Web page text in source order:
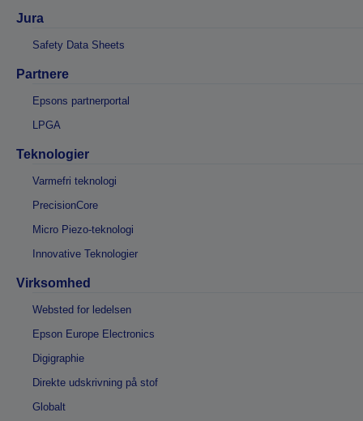
Jura
Safety Data Sheets
Partnere
Epsons partnerportal
LPGA
Teknologier
Varmefri teknologi
PrecisionCore
Micro Piezo-teknologi
Innovative Teknologier
Virksomhed
Websted for ledelsen
Epson Europe Electronics
Digigraphie
Direkte udskrivning på stof
Globalt